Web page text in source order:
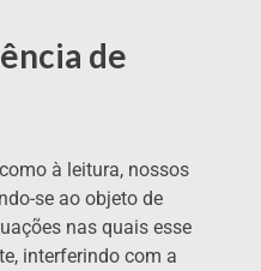
de
à leitura, nossos
se ao objeto de
nas quais esse
interferindo com a